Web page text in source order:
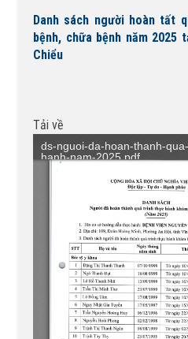
Danh sách người hoàn tất
bệnh, chữa bệnh năm 2025
Chiểu
Tải về